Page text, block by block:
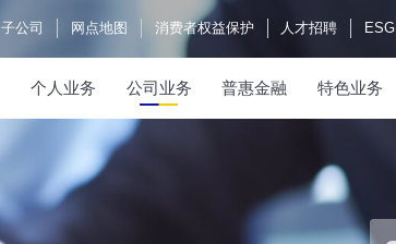
子公司 网点地图 消费者权益保护 人才招聘 ESG
个人业务 公司业务 普惠金融 特色业务